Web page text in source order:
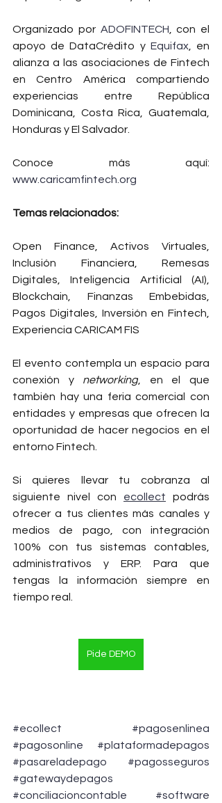
Organizado por ADOFINTECH , con el
apoyo de DataCrédito y Equifax, en
alianza a las asociaciones de Fintech
en Centro América compartiendo
experiencias entre República
Dominicana, Costa Rica, Guatemala,
Honduras y El Salvador.
www.caricamfintech.org
Temas relacionados:
Open Finance, Activos Virtuales,
Inclusión Financiera, Remesas
Digitales, Inteligencia Artificial (AI),
Blockchain, Finanzas Embebidas,
Pagos Digitales, Inversión en Fintech,
Experiencia CARICAM FIS
El evento contempla un espacio para
conexión y networking , en el que
también hay una feria comercial con
entidades y empresas que ofrecen la
oportunidad de hacer negocios en el
entorno Fintech.
Si quieres llevar tu cobranza al
siguiente nivel con ecollect podrás
ofrecer a tus clientes más canales y
medios de pago, con integración
100% con tus sistemas contables,
administrativos y ERP. Para que
tengas la información siempre en
tiempo real.
Pide DEMO
#ecollect
#pagosenlinea
#pagosonline
#plataformadepagos
#pasareladepago
#pagosseguros
#gatewaydepagos
#conciliacioncontable
#software